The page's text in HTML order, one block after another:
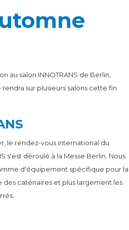
au salon INNOTRANS de Berlin,
sur plusieurs salons cette fin
le rendez-vous international du
s'est déroulé à la Messe Berlin. Nous
d'équipement spécifique pour la
caténaires et plus largement les